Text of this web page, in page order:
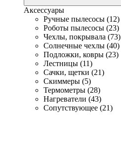
Аксессуары
Ручные пылесосы (12)
Роботы пылесосы (23)
Чехлы, покрывала (73)
Солнечные чехлы (40)
Подложки, ковры (23)
Лестницы (11)
Сачки, щетки (21)
Скиммеры (5)
Термометры (28)
Нагреватели (43)
Сопутствующее (21)